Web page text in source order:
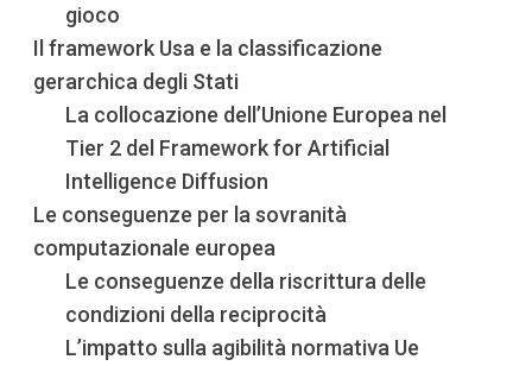
gioco
Il framework Usa e la classificazione
gerarchica degli Stati
La collocazione dell’Unione Europea nel
Tier 2 del Framework for Artificial
Intelligence Diffusion
Le conseguenze per la sovranità
computazionale europea
Le conseguenze della riscrittura delle
condizioni della reciprocità
L’impatto sulla agibilità normativa Ue